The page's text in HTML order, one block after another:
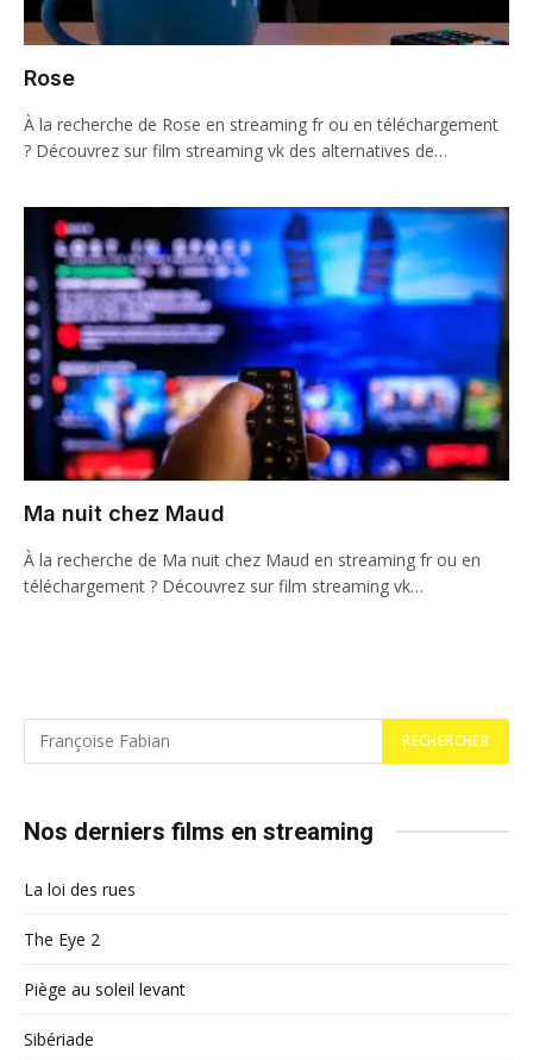
Rose
À la recherche de Rose en streaming fr ou en téléchargement
? Découvrez sur film streaming vk des alternatives de…
Ma nuit chez Maud
À la recherche de Ma nuit chez Maud en streaming fr ou en
téléchargement ? Découvrez sur film streaming vk…
Nos derniers films en streaming
La loi des rues
The Eye 2
Piège au soleil levant
Sibériade